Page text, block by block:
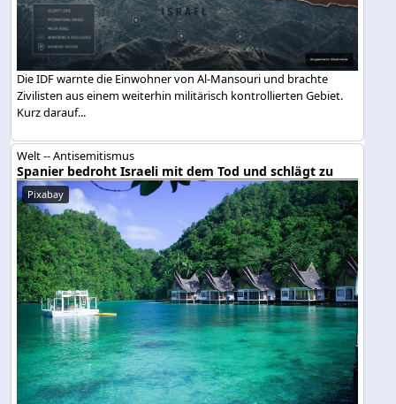
Die IDF warnte die Einwohner von Al-Mansouri und brachte
Zivilisten aus einem weiterhin militärisch kontrollierten Gebiet.
Kurz darauf...
Welt -- Antisemitismus
Spanier bedroht Israeli mit dem Tod und schlägt zu
Pixabay